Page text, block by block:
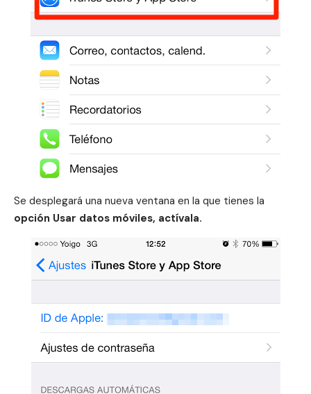
Se desplegará una nueva ventana en la que tienes la
opción Usar datos móviles, actívala.